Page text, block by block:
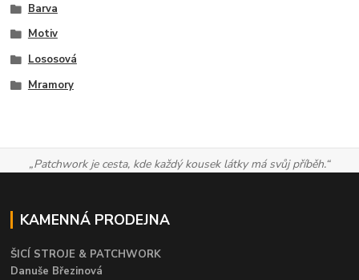
Barva
Motiv
Lososová
Mramory
„Patchwork je cesta, kde každý kousek látky má svůj příběh.“
KAMENNÁ PRODEJNA
ŠICÍ STROJE & PATCHWORK
Danuše Březinová